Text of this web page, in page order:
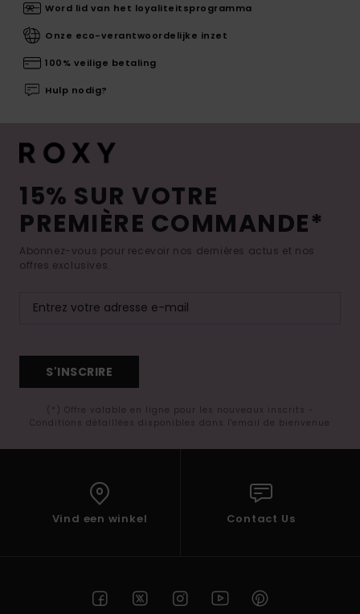
Word lid van het loyaliteitsprogramma
Onze eco-verantwoordelijke inzet
100% veilige betaling
Hulp nodig?
15% SUR VOTRE
PREMIÈRE COMMANDE*
Abonnez-vous pour recevoir nos dernières actus et nos
offres exclusives.
S'INSCRIRE
(*) Offre valable en ligne pour les nouveaux inscrits -
Conditions détaillées disponibles dans l'email de bienvenue
Vind een winkel Contact Us